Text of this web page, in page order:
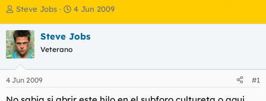
I
i
c
i
a
d
o
Steve Jobs
F
h
e
4 Jun 2009
Steve Jobs
Veterano
4 Jun 2009 #1